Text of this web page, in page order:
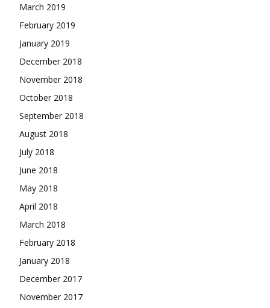
March 2019
February 2019
January 2019
December 2018
November 2018
October 2018
September 2018
August 2018
July 2018
June 2018
May 2018
April 2018
March 2018
February 2018
January 2018
December 2017
November 2017